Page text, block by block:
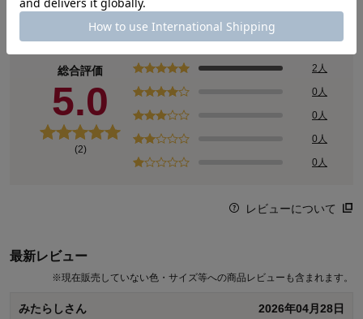
の生産地の特性により、高い品質や評価を獲得するに至った産品の
うち、品質や社会的評価など確立した特性が産地と結び付いている
表示（GI：Geographical Indication）保護制度」になります。
商品レビュー
総合評価
5.0
(2)
2人
0人
0人
0人
0人
レビューについて
最新レビュー
※現在販売していない色・サイズ等への商品レビューも含まれます。
みたらしさん 2026年04月28日